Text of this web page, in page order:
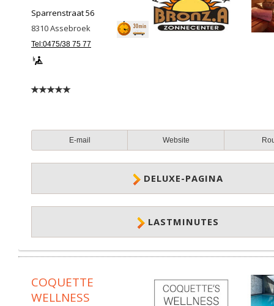
Sparrenstraat 56
8310Assebroek
Tel:0475/38 75 77
E-mail Website
DELUXE-PAGINA
LASTMINUTES
COQUETTE
WELLNESS